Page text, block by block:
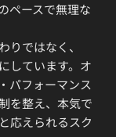
ペースで無理な
りではなく、
しています。オ
パフォーマンス
を整え、本気で
応えられるスク